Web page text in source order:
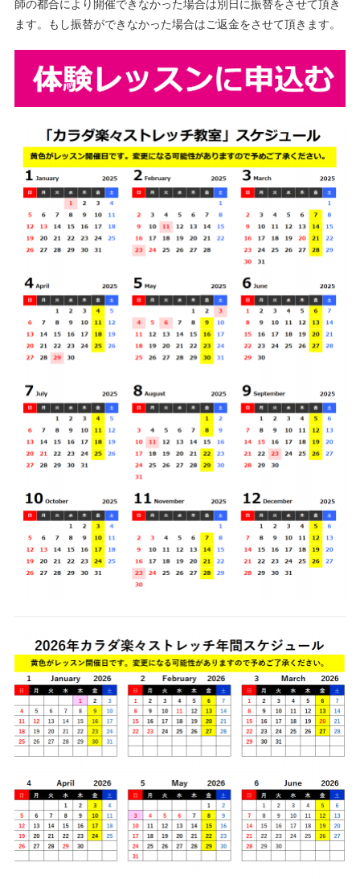
師の都合により開催できなかった場合は別日に振替をさせて頂き
ます。もし振替ができなかった場合はご返金をさせて頂きます。